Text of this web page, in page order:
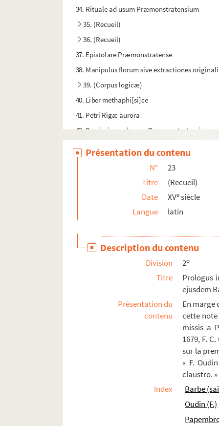
34. Rituale ad usum Præmonstratensium
35. (Recueil)
36. (Recueil)
37. Epistolare Præmonstratense
38. Manipulus florum sive extractiones
39. (Corpus logicæ)
40. Liber methaphi[si]ce
41. Petri Rigæ aurora
42. Breviarium ad usum Præmonstratensium
48. Cartularium ecclesiæ Sancti Petri
49. Epistolæ Pauli ad Romanos et
50. Breviarium Præmonstratense
55. Manuductio ad quinque partes philosophiæ
Présentation du contenu
N°
23
Titre
(Recueil)
Date
XVesiècle
Langue
latin
Description du contenu
Division 2o
Titre
Prologus
ejusdem
Présentation du
contenu
En marge
cette
missis a
1679, F.
sur la
« F.
claustro.
Index
Barbe
Oudin (F.)